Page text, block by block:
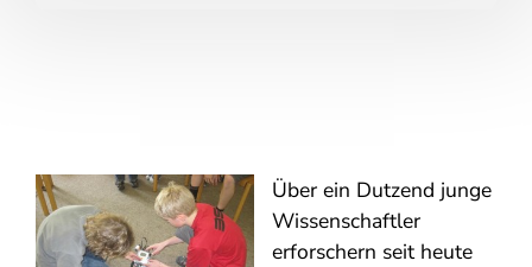
Über ein Dutzend junge
Wissenschaftler
erforschern seit heute